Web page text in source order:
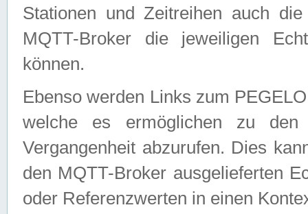
Stationen und Zeitreihen auch
MQTT-Broker die jeweiligen
können.
Ebenso werden Links zum
welche es ermöglichen zu den
Vergangenheit abzurufen. Dies
den MQTT-Broker ausgelieferten
oder Referenzwerten in einen